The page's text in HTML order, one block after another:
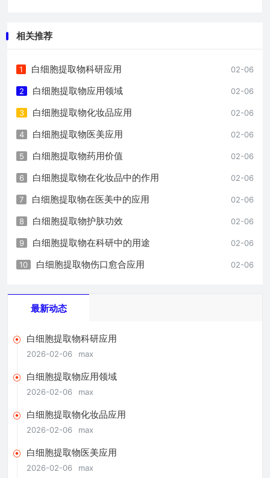
相关推荐
02-06
1 白细胞提取物科研应用
02-06
2 白细胞提取物应用领域
02-06
3 白细胞提取物化妆品应用
02-06
4 白细胞提取物医美应用
02-06
5 白细胞提取物药用价值
02-06
6 白细胞提取物在化妆品中的作用
02-06
7 白细胞提取物在医美中的应用
02-06
8 白细胞提取物护肤功效
02-06
9 白细胞提取物在科研中的用途
02-06
10 白细胞提取物伤口愈合应用
最新动态
白细胞提取物科研应用
2026-02-06 max
白细胞提取物应用领域
2026-02-06 max
白细胞提取物化妆品应用
2026-02-06 max
白细胞提取物医美应用
2026-02-06 max